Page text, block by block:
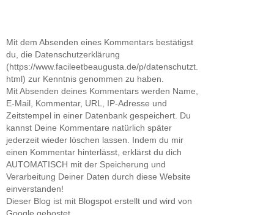
Mit dem Absenden eines Kommentars bestätigst
du, die Datenschutzerklärung
(https://www.facileetbeaugusta.de/p/datenschutzt.
html) zur Kenntnis genommen zu haben.
Mit Absenden deines Kommentars werden Name,
E-Mail, Kommentar, URL, IP-Adresse und
Zeitstempel in einer Datenbank gespeichert. Du
kannst Deine Kommentare natürlich später
jederzeit wieder löschen lassen. Indem du mir
einen Kommentar hinterlässt, erklärst du dich
AUTOMATISCH mit der Speicherung und
Verarbeitung Deiner Daten durch diese Website
einverstanden!
Dieser Blog ist mit Blogspot erstellt und wird von